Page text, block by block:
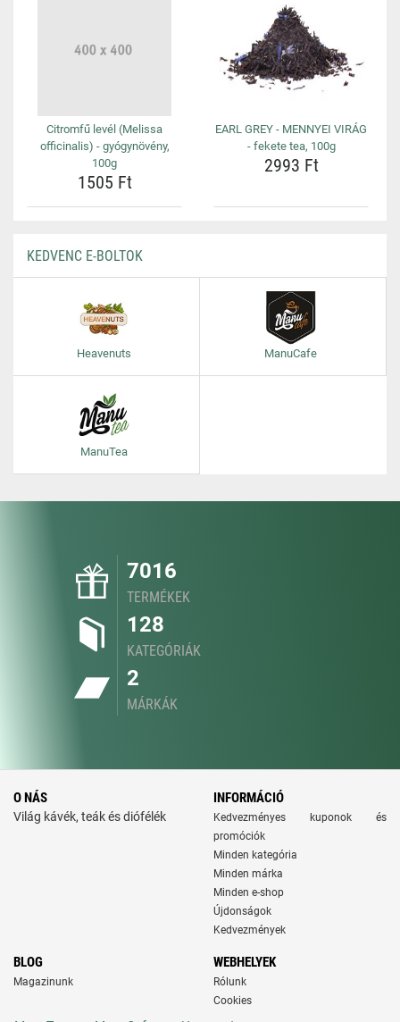
Citromfű levél (Melissa
officinalis) - gyógynövény,
100g
1505 Ft
EARL GREY - MENNYEI VIRÁG
- fekete tea, 100g
2993 Ft
KEDVENC E-BOLTOK
Heavenuts ManuCafe
ManuTea
7016
TERMÉKEK
128
KATEGÓRIÁK
2
MÁRKÁK
O NÁS
Világ kávék, teák és diófélék
INFORMÁCIÓ
Kedvezményes kuponok és
promóciók
Minden kategória
Minden márka
Minden e-shop
Újdonságok
Kedvezmények
BLOG
Magazinunk
WEBHELYEK
Rólunk
Cookies